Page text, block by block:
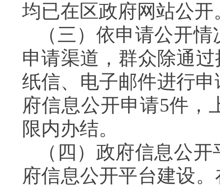
均已在区政府网站公开
（三）依申请公开
申请渠道，群众除通
纸信、电子邮件进行
府信息公开申请5件，
限内办结。
（四）政府信息公
府信息公开平台建设